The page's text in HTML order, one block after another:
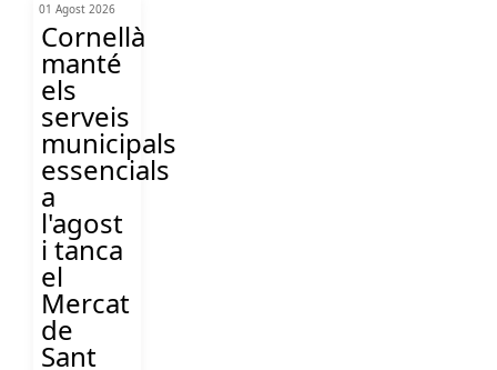
01 Agost 2026
Cornellà
manté
els
serveis
municipals
essencials
a
l'agost
i tanca
el
Mercat
de
Sant